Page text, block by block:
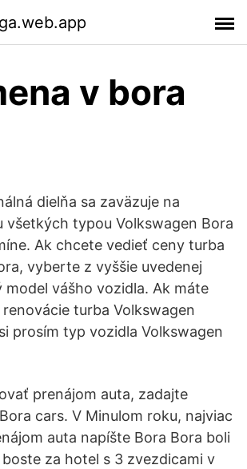
v bora
dielňa sa zaväzuje na
všetkých typou Volkswagen Bora
Ak chcete vedieť ceny turba
vyberte z vyššie uvedenej
vášho vozidla. Ak máte
turba Volkswagen
prosím typ vozidla Volkswagen
prenájom auta, zadajte
cars. V Minulom roku, najviac
auta napíšte Bora Bora boli
za hotel s 3 zvezdicami v